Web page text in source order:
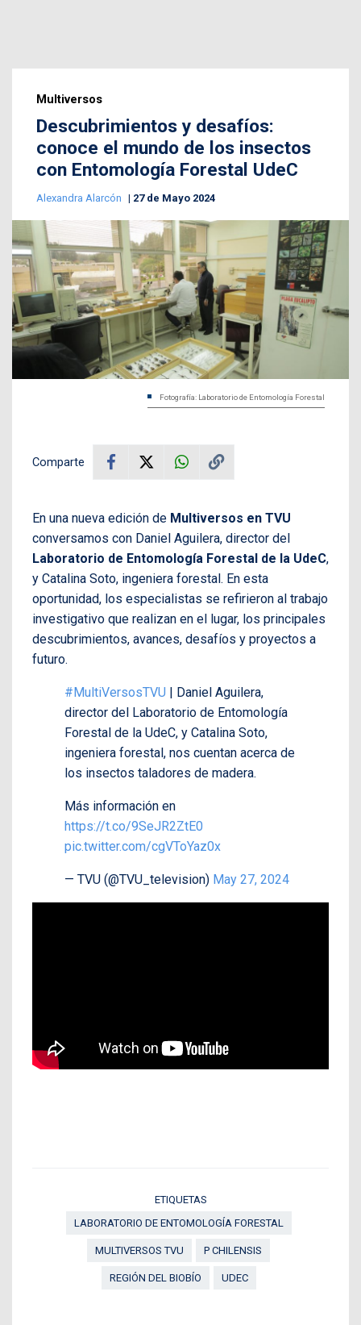
Multiversos
Descubrimientos y desafíos:
conoce el mundo de los insectos
con Entomología Forestal UdeC
Alexandra Alarcón 27 de Mayo 2024
Fotografía: Laboratorio de Entomología Forestal
Comparte
En una nueva edición de Multiversos en TVU
conversamos con Daniel Aguilera, director del
Laboratorio de Entomología Forestal de la UdeC,
y Catalina Soto, ingeniera forestal. En esta
oportunidad, los especialistas se refirieron al trabajo
investigativo que realizan en el lugar, los principales
descubrimientos, avances, desafíos y proyectos a
futuro.
#MultiVersosTVU | Daniel Aguilera,
director del Laboratorio de Entomología
Forestal de la UdeC, y Catalina Soto,
ingeniera forestal, nos cuentan acerca de
los insectos taladores de madera.
Más información en
https://t.co/9SeJR2ZtE0
pic.twitter.com/cgVToYaz0x
— TVU (@TVU_television) May 27, 2024
ETIQUETAS
LABORATORIO DE ENTOMOLOGÍA FORESTAL
MULTIVERSOS TVU P CHILENSIS
REGIÓN DEL BIOBÍO UDEC